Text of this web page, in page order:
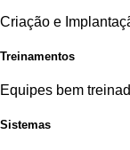
Criação e
Treinamentos
Equipes bem
Sistemas